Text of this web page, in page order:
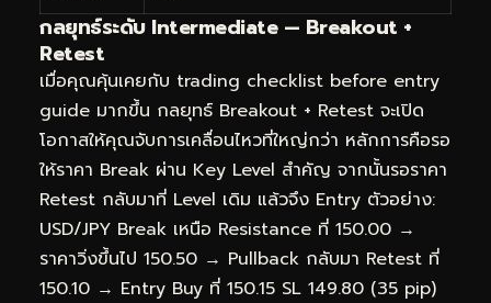
กลยุทธ์ระดับ Intermediate — Breakout +
Retest
เมื่อคุณคุ้นเคยกับ trading checklist before entry
guide มากขึ้น กลยุทธ์ Breakout + Retest จะเปิด
โอกาสให้คุณจับการเคลื่อนไหวที่ใหญ่กว่า หลักการคือรอ
ให้ราคา Break ผ่าน Key Level สำคัญ จากนั้นรอราคา
Retest กลับมาที่ Level เดิม แล้วจึง Entry ตัวอย่าง:
USD/JPY Break เหนือ Resistance ที่ 150.00 →
ราคาวิ่งขึ้นไป 150.50 → Pullback กลับมา Retest ที่
150.10 → Entry Buy ที่ 150.15 SL 149.80 (35 pip)